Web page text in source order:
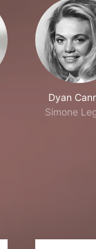
Dyan
Simone